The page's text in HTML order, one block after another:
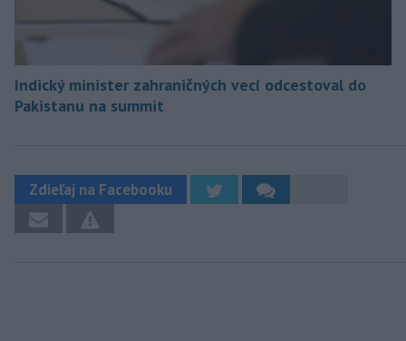
Indický minister zahraničných vecí odcestoval do
Pakistanu na summit
Zdieľaj na Facebooku